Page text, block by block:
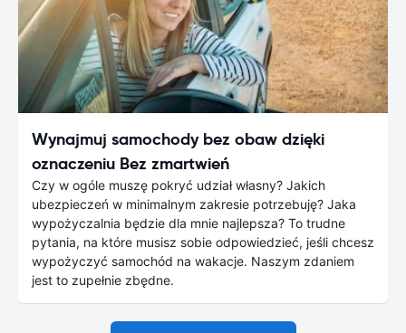
Wynajmuj samochody bez obaw dzięki
oznaczeniu Bez zmartwień
Czy w ogóle muszę pokryć udział własny? Jakich
ubezpieczeń w minimalnym zakresie potrzebuję? Jaka
wypożyczalnia będzie dla mnie najlepsza? To trudne
pytania, na które musisz sobie odpowiedzieć, jeśli chcesz
wypożyczyć samochód na wakacje. Naszym zdaniem
jest to zupełnie zbędne.